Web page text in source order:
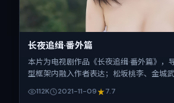
长夜追缉·番外篇
本片为电视剧作品《长夜追缉·番外篇》，
型框架内融入作者表达；松坂桃李、金城
地与出品背景为中国台湾。上映时间 2021
112K 2021-11-09 7.7